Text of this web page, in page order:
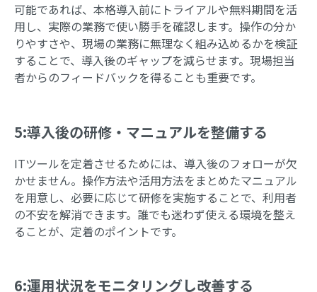
可能であれば、本格導入前にトライアルや無料期間を活
用し、実際の業務で使い勝手を確認します。操作の分か
りやすさや、現場の業務に無理なく組み込めるかを検証
することで、導入後のギャップを減らせます。現場担当
者からのフィードバックを得ることも重要です。
5:導入後の研修・マニュアルを整備する
ITツールを定着させるためには、導入後のフォローが欠
かせません。操作方法や活用方法をまとめたマニュアル
を用意し、必要に応じて研修を実施することで、利用者
の不安を解消できます。誰でも迷わず使える環境を整え
ることが、定着のポイントです。
6:運用状況をモニタリングし改善する